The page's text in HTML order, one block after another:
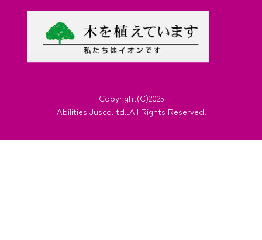
Copyright(C)2025
Abilities Jusco.ltd..All Rights Reserved.